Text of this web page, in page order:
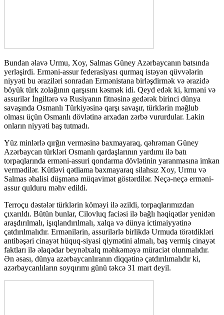
Bundan əlavə Urmu, Xoy, Salmas Güney Azərbaycanın batsında
yerləşirdi. Erməni-assur federasiyası qurmaq istəyən qüvvələrin
niyyəti bu əraziləri sonradan Ermənistana birləşdirmək və ərazidə
böyük türk zolağının qarşısını kəsmək idi. Qeyd edək ki, krməni və
assurilər İngiltərə və Rusiyanın fitnəsinə gedərək birinci dünya
savaşında Osmanlı Türkiyəsinə qarşı savaşır, türklərin məğlub
olması üçün Osmanlı dövlətinə arxadan zərbə vururdular. Lakin
onların niyyəti baş tutmadı.
Yüz minlərlə qırğın verməsinə baxmayaraq, qəhrəman Güney
Azərbaycan türkləri Osmanlı qardaşlarının yardımı ilə batı
torpaqlarında erməni-assuri qondarma dövlətinin yaranmasına imkan
vermədilər. Kütləvi qətliama baxmayaraq silahsız Xoy, Urmu və
Salmas əhalisi düşmənə müqavimət göstərdilər. Neçə-neçə erməni-
assur qulduru məhv edildi.
Terroçu dəstələr türklərin köməyi ilə əzildi, torpaqlarımızdan
çıxarıldı. Bütün bunlar, Cilovluq faciəsi ilə bağlı həqiqətlər yenidən
araşdırılmalı, işıqlandırılmalı, xalqa və dünya ictimaiyyətinə
çatdırılmalıdır. Ermənilərin, assurilərlə birlikdə Urmuda törətdikləri
antibəşəri cinayət hüquq-siyasi qiymətini almalı, baş vermiş cinayət
faktları ilə əlaqədar beynəlxalq məhkəməyə müraciət olunmalıdır.
Ən əsası, dünya azərbaycanlıranın diqqətinə çatdırılımalıdır ki,
azərbaycanlıların soyqırımı günü təkcə 31 mart deyil.